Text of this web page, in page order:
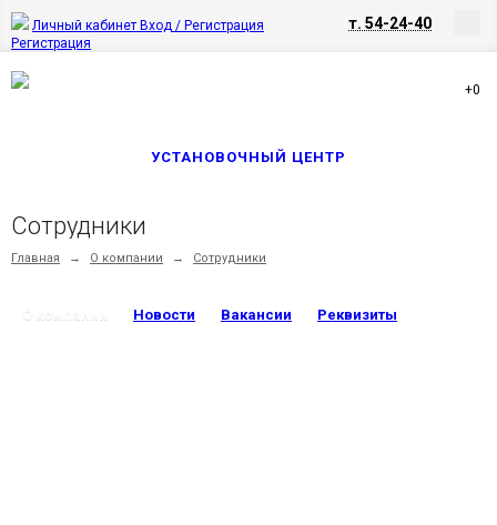
Личный кабинет Вход / Регистрация
Регистрация
т. 54-24-40
+0
УСТАНОВОЧНЫЙ ЦЕНТР
Сотрудники
Главная → О компании → Сотрудники
О компании Новости Вакансии Реквизиты